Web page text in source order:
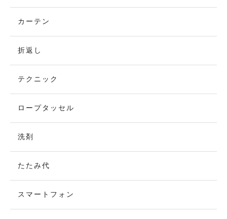
カーテン
折返し
テクニック
ロープタッセル
洗剤
たたみ代
スマートフォン